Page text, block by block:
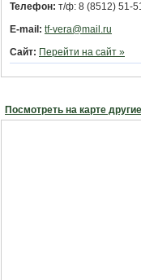
Телефон: т/ф: 8 (8512) 51-
E-mail: tf-vera@mail.ru
Сайт: Перейти на сайт »
Посмотреть на карте